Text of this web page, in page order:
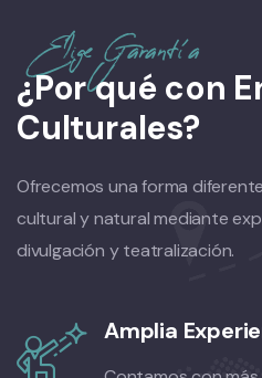
Elige Garantía
¿Por qué con
Culturales?
Ofrecemos una forma
cultural y natural mediante
divulgación y teatralización.
Amplia